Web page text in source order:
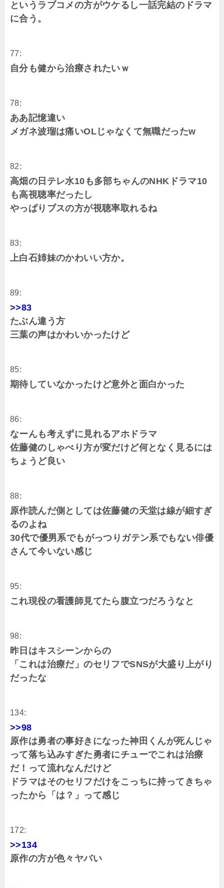
というラブコメの方がウケるし一話完結のドラマ
に合う。
77:
自分も健から治療されたいｗ
78:
ああ記憶違い
メガネ波瑠は痛いOLじゃなくて無職だったw
82:
高畑の日テレ水10も多部ちゃんのNHKドラマ10
も高視聴率だったし
やっぱりブスの方が視聴率取れるね
83:
上白石姉妹のかわいい方か。
89:
>>83
たぶん違う方
三葉の声はかわいかったけど
85:
期待していなかったけど意外と面白かった
86:
なーんも考えずに見れるアホドラマ
佐藤健のしゃべり方が変だけど何となく見るには
ちょうど良い
88:
原作読んだ側としては佐藤健の天堂は線が細すぎ
るのよね
30代で優男系でもがっつりガテン系でもない俳優
さんて今いない感じ
95:
これ現役の看護師見てたら腹立つだろうなと
98:
昨日はキスシーンからの
「これは治療だ」のセリフでSNSが大盛り上がり
だったな
134:
>>98
原作は勇者の事好きになった神田くんが死んじゃ
って落ち込みすぎた勇者にチューでこれは治療
だ！って流れなんだけど
ドラマはそのセリフだけをこっちに持ってきちゃ
ったから「は？」って感じ
172:
>>134
原作の方が色々ヤバい